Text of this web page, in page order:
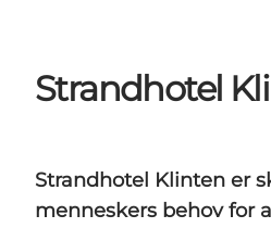
Projekter
Billeddatabase
Strandhotel
Strandhotel Klinten er
menneskers behov for